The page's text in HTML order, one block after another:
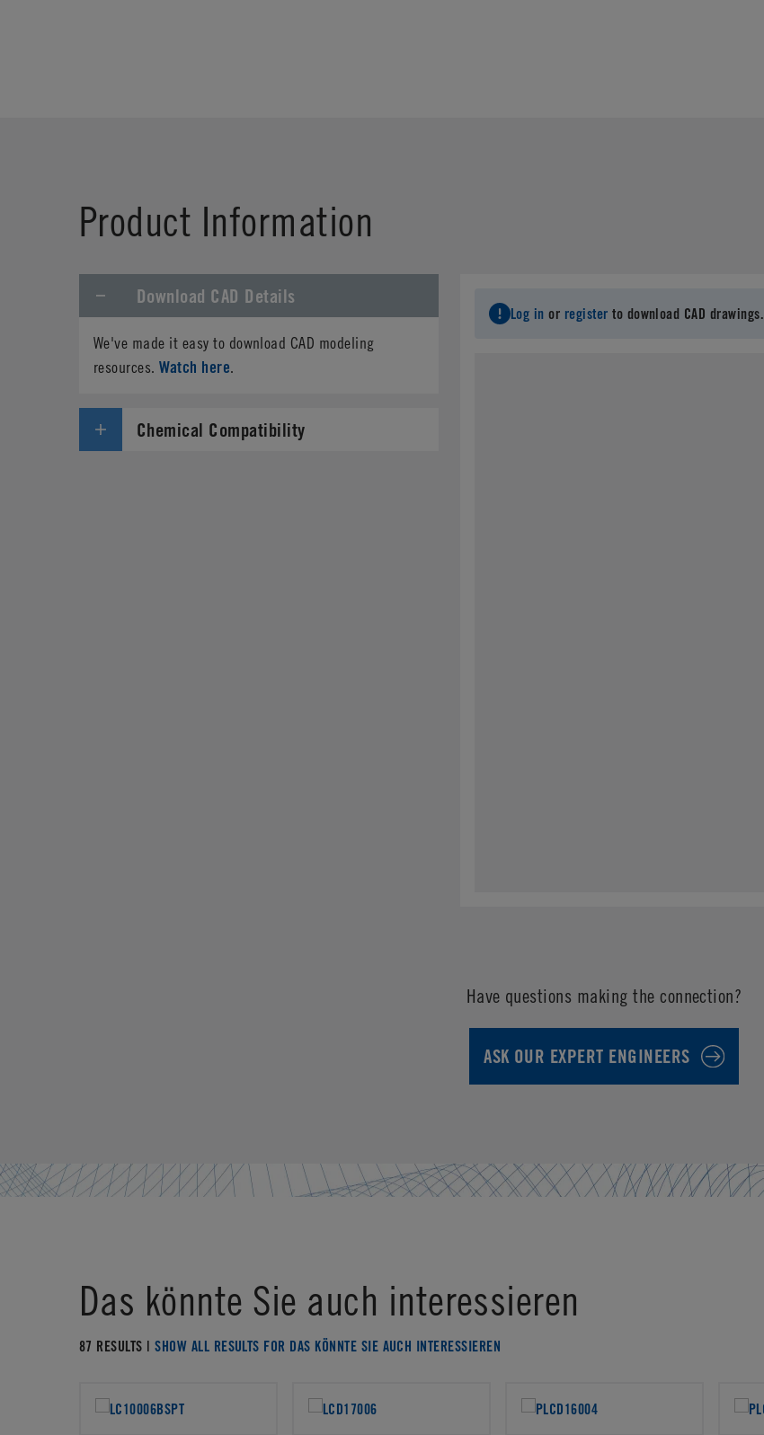
Product Information
Download CAD Details
We've made it easy to download CAD modeling
resources.Watch here.
Log in or register to download CAD drawings.
Chemical Compatibility
Have questions making the connection?
ASK OUR EXPERT ENGINEERS
Das könnte Sie auch interessieren
87 RESULTS |SHOW ALL RESULTS FOR DAS KÖNNTE SIE AUCH INTERESSIEREN